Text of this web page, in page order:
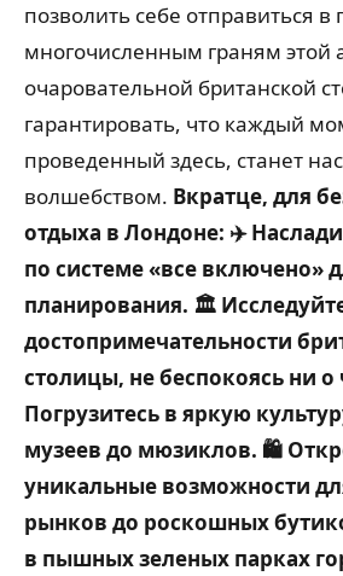
позволить себе отправиться
многочисленным граням этой
очаровательной британской
гарантировать, что каждый
проведенный здесь, станет
волшебством. Вкратце, для
отдыха в Лондоне: ✈️
по системе «все включено»
планирования. 🏛️
достопримечательности
столицы, не беспокоясь ни о
Погрузитесь в яркую
музеев до мюзиклов. 🛍️
уникальные возможности
рынков до роскошных
в пышных зеленых парках